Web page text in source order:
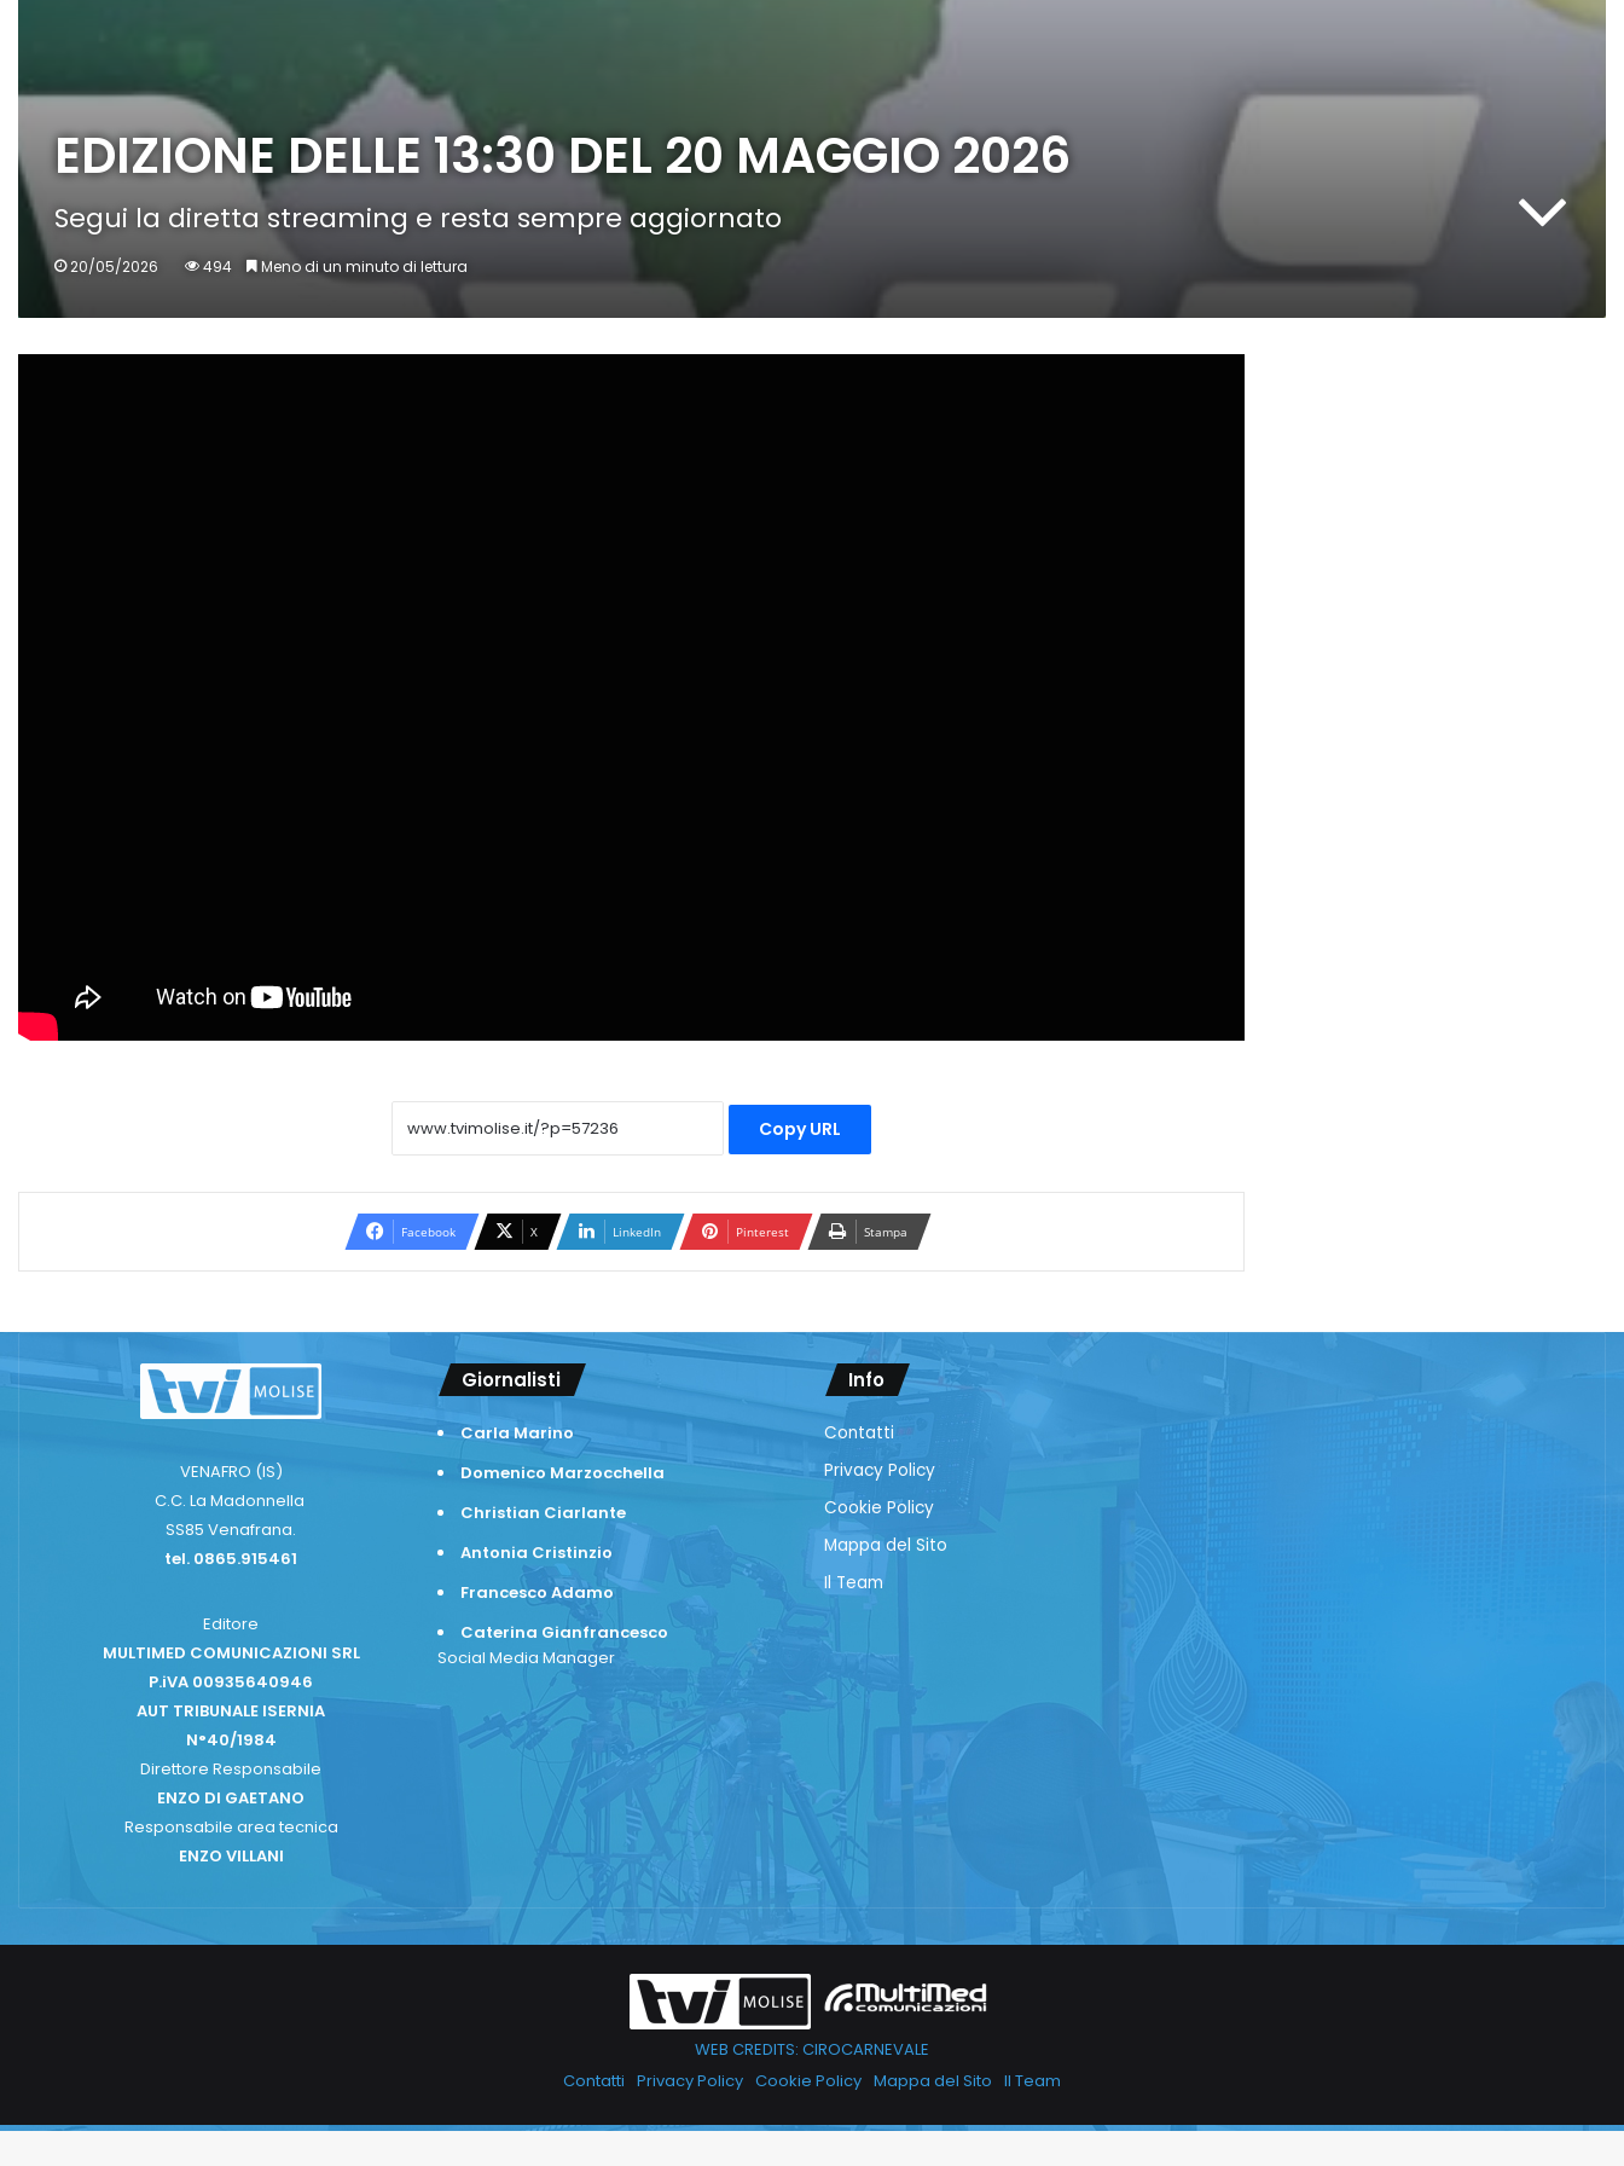
EDIZIONE DELLE 13:30 DEL 20 MAGGIO 2026
Segui la diretta streaming e resta sempre aggiornato
20/05/2026 494 Meno di un minuto di lettura
Copy URL
Facebook X LinkedIn Pinterest Stampa
VENAFRO (IS)
C.C. La Madonnella
SS85 Venafrana.
tel. 0865.915461
Editore
MULTIMED COMUNICAZIONI SRL
P.iVA 00935640946
AUT TRIBUNALE ISERNIA
N°40/1984
Direttore Responsabile
ENZO DI GAETANO
Responsabile area tecnica
ENZO VILLANI
Giornalisti
Carla Marino
Domenico Marzocchella
Christian Ciarlante
Antonia Cristinzio
Francesco Adamo
Caterina Gianfrancesco
Social Media Manager
Info
Contatti
Privacy Policy
Cookie Policy
Mappa del Sito
Il Team
WEB CREDITS: CIROCARNEVALE
Contatti Privacy Policy Cookie Policy Mappa del Sito Il Team